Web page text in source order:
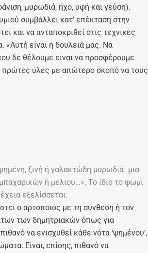
μυρωδιά, ήχο, υφή και γεύση).
συμβάλλει κατ’ επέκταση στην
και να ανταποκριθεί στις τεχνικές
«Αυτή είναι η δουλειά μας. Να
δε θέλουμε είναι να προσφέρουμε
πρώτες ύλες με απώτερο σκοπό να τους
ξινή ή γαλακτώδη μυρωδιά˙ μια
ή μελιού…». Το ίδιο το ψωμί
εξελίσσεται.
ο αρτοποιός με τη σύνθεση ή τον
των δημητριακών όπως για
να ενισχυθεί κάθε νότα ‘ψημένου’,
Είναι, επίσης, πιθανό να